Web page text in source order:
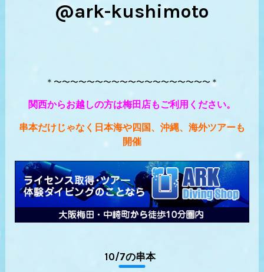
@ark-kushimoto
＊〜〜〜〜〜〜〜〜〜〜〜〜〜〜〜〜〜〜〜＊
関西からお越しの方は梅田店もご利用ください。
串本だけじゃなく日本海や四国、沖縄、海外ツアーも
開催
10/7の串本